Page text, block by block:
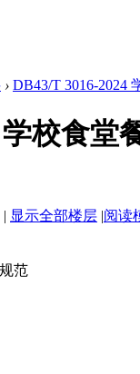
› DB43/T 3016-2024
学校食堂
| 显示全部楼层 |阅读
范